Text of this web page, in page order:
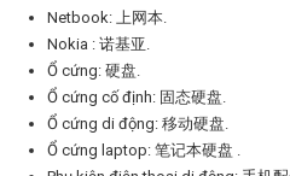
Netbook: 上网本.
Nokia : 诺基亚.
Ổ cứng: 硬盘.
Ổ cứng cố định: 固态硬盘.
Ổ cứng di động: 移动硬盘.
Ổ cứng laptop: 笔记本硬盘 .